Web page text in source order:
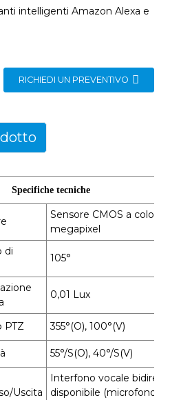
intelligenti Amazon Alexa e
RICHIEDI UN PREVENTIVO
Specifiche tecniche
Sensore CMOS a colori
megapixel
di
105°
0,01 Lux
PTZ 355°(O), 100°(V)
55°/S(O), 40°/S(V)
Uscita
Interfono vocale
disponibile (microfono e